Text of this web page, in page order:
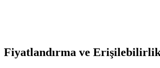
Farklı Yüz Kızarıklıkları İçin Uygun
Yüzdeki farklı kızarıklık türlerine uygun allık
Fiyatlandırma ve